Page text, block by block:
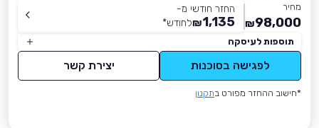
מחיר
98,000
₪
החזר חודשי מ-
1,135
₪לחודש*
תוספות לעיסקה
לפגישה בסוכנות יצירת קשר
*חישוב ההחזר מפורט בתקנון